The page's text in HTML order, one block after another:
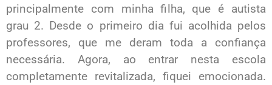
principalmente com minha filha, que é autista
grau 2. Desde o primeiro dia fui acolhida pelos
professores, que me deram toda a confiança
necessária. Agora, ao entrar nesta escola
completamente revitalizada, fiquei emocionada.